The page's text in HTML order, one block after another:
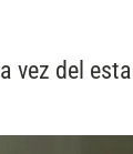
vez del